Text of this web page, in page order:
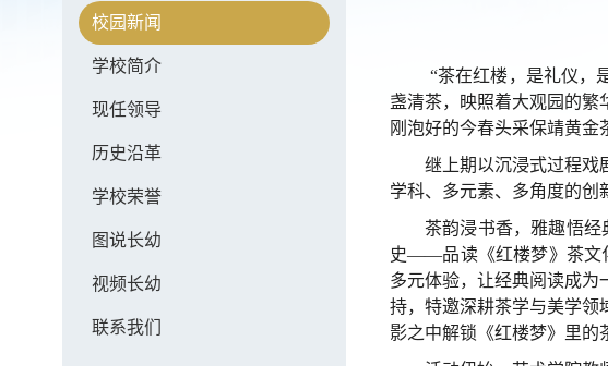
校园新闻
学校简介
现任领导
历史沿革
学校荣誉
图说长幼
视频长幼
联系我们
“茶在红楼，是礼仪，
盏清茶，映照着大观园的繁
刚泡好的今春头采保靖黄金
继上期以沉浸式过程戏
学科、多元素、多角度的创
茶韵浸书香，雅趣悟经
史——品读《红楼梦》茶文
多元体验，让经典阅读成
持，特邀深耕茶学与美学领
影之中解锁《红楼梦》里的